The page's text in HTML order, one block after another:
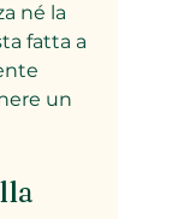
né la
fatta a
un